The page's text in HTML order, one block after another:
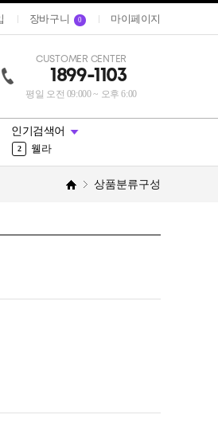
장바구니 0 마이페이지
CUSTOMER CENTER
1899-1103
평일 오전 09:000 ~ 오후 6:00
인기검색어
1 트리트먼트
2 웰라
오징어먹물
상품분류구성